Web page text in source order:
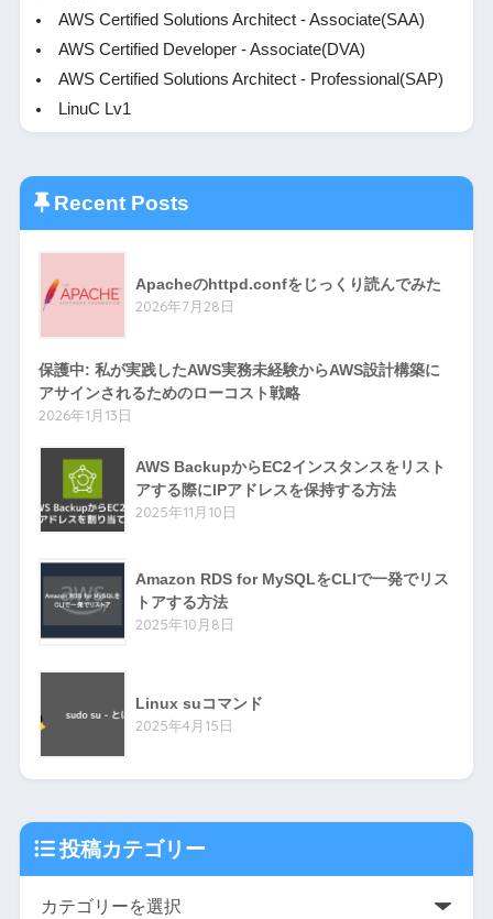
AWS Certified Solutions Architect - Associate(SAA)
AWS Certified Developer - Associate(DVA)
AWS Certified Solutions Architect - Professional(SAP)
LinuC Lv1
Recent Posts
Apacheのhttpd.confをじっくり読んでみた
2026年7月28日
保護中: 私が実践したAWS実務未経験からAWS設計構築に
アサインされるためのローコスト戦略
2026年1月13日
AWS BackupからEC2インスタンスをリスト
アする際にIPアドレスを保持する方法
2025年11月10日
Amazon RDS for MySQLをCLIで一発でリス
トアする方法
2025年10月8日
Linux suコマンド
2025年4月15日
投稿カテゴリー